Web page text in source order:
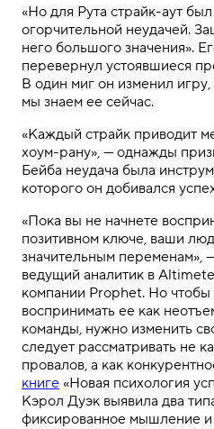
«Но для Рута страйк-аут
огорчительной неудачей.
него большого значения».
перевернул устоявшиеся
В один миг он изменил игру,
мы знаем ее сейчас.
«Каждый страйк приводит
хоум-рану», — однажды
Бейба неудача была
которого он добивался
«Пока вы не начнете
позитивном ключе, ваши
значительным переменам»,
ведущий аналитик в
компании Prophet. Но чтобы
воспринимать ее как
команды, нужно изменить
следует рассматривать не
провалов, а как
книге «Новая психология
Кэрол Дуэк выявила два
фиксированное мышление и